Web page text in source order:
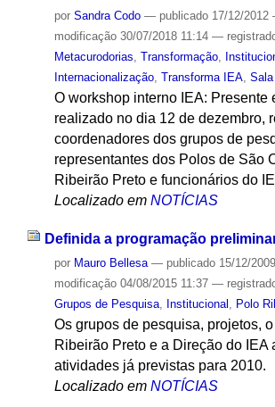
por Sandra Codo — publicado17/12/2012
modificação30/07/2018 11:14 —
Metacurodorias Transformação,
Internacionalização, Transforma IEA,
O workshop interno IEA: Presente
realizado no dia 12 de dezembro,
coordenadores dos grupos de
representantes dos Polos de São
Ribeirão Preto e funcionários do
Localizado em NOTÍCIAS
Definida a programação
por Mauro Bellesa — publicado15/12/2009
modificação04/08/2015 11:37 —
Grupos de Pesquisa, Institucional Polo
Os grupos de pesquisa, projetos,
Ribeirão Preto e a Direção do IEA
atividades já previstas para 2010.
Localizado em NOTÍCIAS